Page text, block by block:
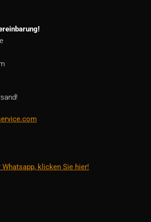
Whatsapp, klicken Sie hier!